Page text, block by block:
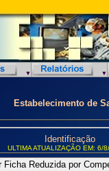
Estabelecimento de
Identificação
ULTIMA ATUALIZAÇÃO EM: